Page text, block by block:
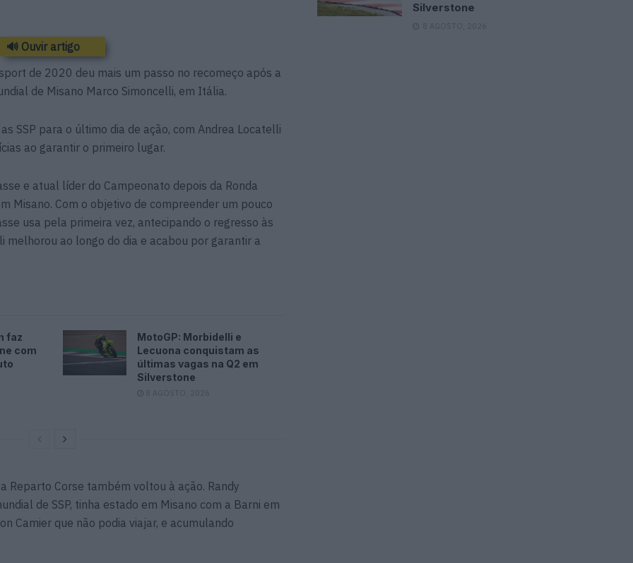
🔊 Ouvir artigo
de 2020 deu mais um passo no recomeço após a
de Misano Marco Simoncelli, em Itália.
SSP para o último dia de ação, com Andrea Locatelli
ao garantir o primeiro lugar.
e atual líder do Campeonato depois da Ronda
Misano. Com o objetivo de compreender um pouco
usa pela primeira vez, antecipando o regresso às
melhorou ao longo do dia e acabou por garantir a
faz
com
MotoGP: Morbidelli e
Lecuona conquistam as
últimas vagas na Q2 em
Silverstone
8 AGOSTO, 2026
Reparto Corse também voltou à ação. Randy
de SSP, tinha estado em Misano com a Barni em
Camier que não podia viajar, e acumulando
Silverstone
8 AGOSTO, 2026